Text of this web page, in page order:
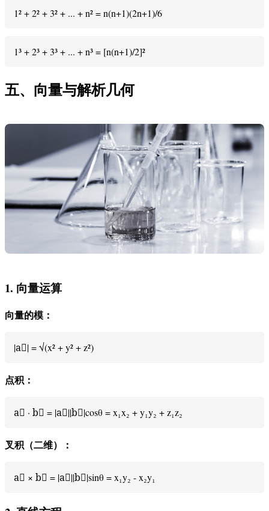
1² + 2² + 3² + ... + n² = n(n+1)(2n+1)/6
1³ + 2³ + 3³ + ... + n³ = [n(n+1)/2]²
五、向量与解析几何
1. 向量运算
向量的模：
|a⃗| = √(x² + y² + z²)
点积：
a⃗ · b⃗ = |a⃗||b⃗|cosθ = x₁x₂ + y₁y₂ + z₁z₂
叉积（二维）：
a⃗ × b⃗ = |a⃗||b⃗|sinθ = x₁y₂ - x₂y₁